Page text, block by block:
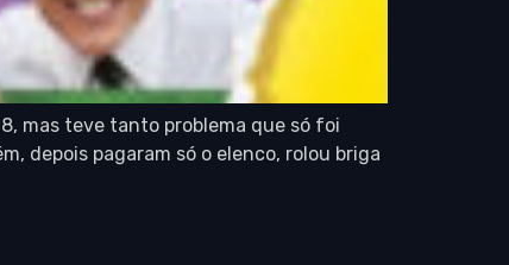
mas teve tanto problema que só foi
depois pagaram só o elenco, rolou briga